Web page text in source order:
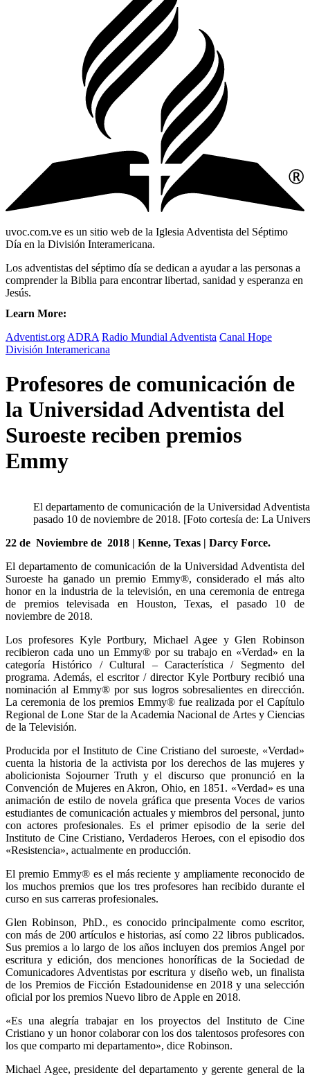
uvoc.com.ve es un sitio web de la Iglesia Adventista del Séptimo
Día en la División Interamericana.
Los adventistas del séptimo día se dedican a ayudar a las personas a
comprender la Biblia para encontrar libertad, sanidad y esperanza en
Jesús.
Learn More:
Adventist.org ADRA Radio Mundial Adventista Canal Hope
División Interamericana
Profesores de comunicación de
la Universidad Adventista del
Suroeste reciben premios
Emmy
El departamento de comunicación de la Universidad
pasado 10 de noviembre de 2018. [Foto cortesía de: La
22 de Noviembre de 2018 | Kenne, Texas | Darcy Force.
El departamento de comunicación de la Universidad Adventista del
Suroeste ha ganado un premio Emmy®, considerado el más alto
honor en la industria de la televisión, en una ceremonia de entrega
de premios televisada en Houston, Texas, el pasado 10 de
noviembre de 2018.
Los profesores Kyle Portbury, Michael Agee y Glen Robinson
recibieron cada uno un Emmy® por su trabajo en «Verdad» en la
categoría Histórico / Cultural – Característica / Segmento del
programa. Además, el escritor / director Kyle Portbury recibió una
nominación al Emmy® por sus logros sobresalientes en dirección.
La ceremonia de los premios Emmy® fue realizada por el Capítulo
Regional de Lone Star de la Academia Nacional de Artes y Ciencias
de la Televisión.
Producida por el Instituto de Cine Cristiano del suroeste, «Verdad»
cuenta la historia de la activista por los derechos de las mujeres y
abolicionista Sojourner Truth y el discurso que pronunció en la
Convención de Mujeres en Akron, Ohio, en 1851. «Verdad» es una
animación de estilo de novela gráfica que presenta Voces de varios
estudiantes de comunicación actuales y miembros del personal, junto
con actores profesionales. Es el primer episodio de la serie del
Instituto de Cine Cristiano, Verdaderos Heroes, con el episodio dos
«Resistencia», actualmente en producción.
El premio Emmy® es el más reciente y ampliamente reconocido de
los muchos premios que los tres profesores han recibido durante el
curso en sus carreras profesionales.
Glen Robinson, PhD., es conocido principalmente como escritor,
con más de 200 artículos e historias, así como 22 libros publicados.
Sus premios a lo largo de los años incluyen dos premios Angel por
escritura y edición, dos menciones honoríficas de la Sociedad de
Comunicadores Adventistas por escritura y diseño web, un finalista
de los Premios de Ficción Estadounidense en 2018 y una selección
oficial por los premios Nuevo libro de Apple en 2018.
«Es una alegría trabajar en los proyectos del Instituto de Cine
Cristiano y un honor colaborar con los dos talentosos profesores con
los que comparto mi departamento», dice Robinson.
Michael Agee, presidente del departamento y gerente general de la